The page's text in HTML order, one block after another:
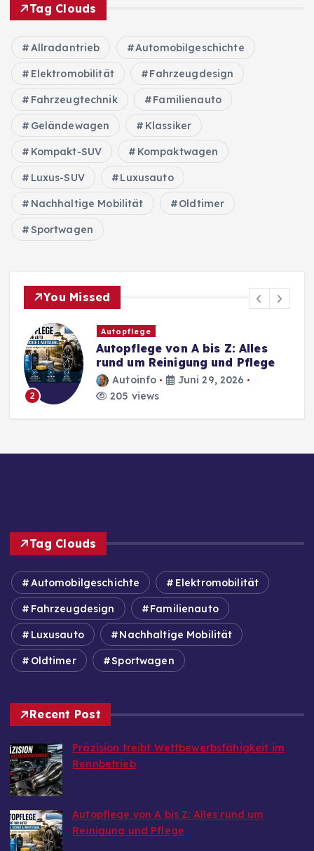
Tag Clouds
Allradantrieb Automobilgeschichte
Elektromobilität Fahrzeugdesign
Fahrzeugtechnik Familienauto
Geländewagen Klassiker
Kompakt-SUV Kompaktwagen
Luxus-SUV Luxusauto
Nachhaltige Mobilität Oldtimer
Sportwagen
You Missed
2
Autopflege
Autopflege von A bis Z: Alles
rund um Reinigung und Pflege
Autoinfo
Juni 29, 2026
205 views
Tag Clouds
Automobilgeschichte Elektromobilität
Fahrzeugdesign Familienauto
Luxusauto Nachhaltige Mobilität
Oldtimer Sportwagen
Recent Post
Präzision treibt Wettbewerbsfähigkeit im
Rennbetrieb
Autopflege von A bis Z: Alles rund um
Reinigung und Pflege